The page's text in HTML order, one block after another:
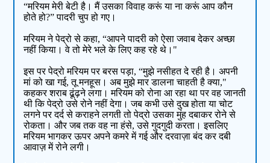
“मरियम मेरी बेटी है। मैं उसका विवाह करूं या ना करूं आप कौन
होते हो?” पादरी चुप हो गए।
मरियम ने पेद्रो से कहा, “आपने पादरी को ऐसा जवाब देकर अच्छा
नहीं किया। वे तो मेरे भले के लिए कह रहे थे।"
इस पर पेद्रो मरियम पर बरस पड़ा, “मुझे नसीहत दे रही है। अपनी
मां को खा गई, तू मनहूस। अब मुझे मार डालना चाहती है क्या,"
कहकर शराब ढूंढ़ने लगा। मरियम को रोना आ रहा था पर वह जानती
थी कि पेद्रो उसे रोने नहीं देगा। जब कभी उसे दुख होता या चोट
लगने पर दर्द से कराहने लगती तो पेद्रो उसका मुंह दबाकर रोने से
रोकता। और जब तक वह ना हंसे, उसे गुदगुदी करता। इसलिए
मरियम भागकर ऊपर अपने कमरे में गई और दरवाज़ा बंद कर दबी
आवाज़ में रोने लगी।